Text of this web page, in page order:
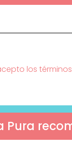
los
Pura